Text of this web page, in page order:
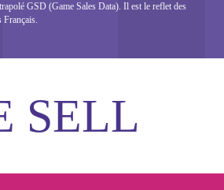
GSD (Game Sales Data). Il est le reflet des
Français.
SELL